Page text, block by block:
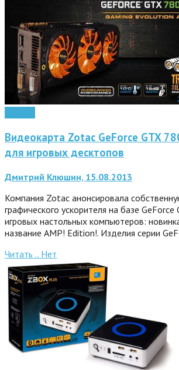
Видеокарта Zotac GeForce GTX
для игровых десктопов
Дмитрий Клюшин, 15.08.2013
Компания Zotac анонсировала
графического ускорителя на базе
игровых настольных компьютеров:
название AMP! Edition!. Изделия серии
Читать .. Нет